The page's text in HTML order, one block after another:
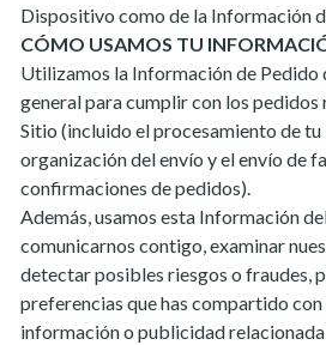
Dispositivo como de la Información
CÓMO USAMOS TU
Utilizamos la Información de Pedido
general para cumplir con los pedidos
Sitio (incluido el procesamiento de
organización del envío y el envío de
confirmaciones de pedidos).
Además, usamos esta Información
comunicarnos contigo, examinar
detectar posibles riesgos o fraudes,
preferencias que has compartido
información o publicidad